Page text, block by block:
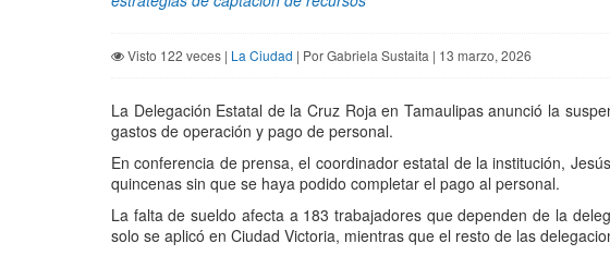
Visto 122 veces | La Ciudad | Por Gabriela Sustaita | 13 marzo, 2026
La Delegación Estatal de la Cruz Roja en Tamaulipas anunció la
gastos de operación y pago de personal.
En conferencia de prensa, el coordinador estatal de la institución,
quincenas sin que se haya podido completar el pago al personal.
La falta de sueldo afecta a 183 trabajadores que dependen de la
solo se aplicó en Ciudad Victoria, mientras que el resto de las